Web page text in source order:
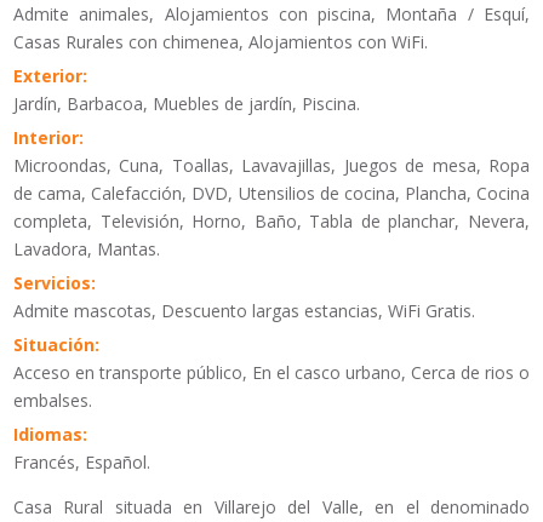
Admite animales, Alojamientos con piscina, Montaña / Esquí,
Casas Rurales con chimenea, Alojamientos con WiFi.
Exterior:
Jardín, Barbacoa, Muebles de jardín, Piscina.
Interior:
Microondas, Cuna, Toallas, Lavavajillas, Juegos de mesa, Ropa
de cama, Calefacción, DVD, Utensilios de cocina, Plancha, Cocina
completa, Televisión, Horno, Baño, Tabla de planchar, Nevera,
Lavadora, Mantas.
Servicios:
Admite mascotas, Descuento largas estancias, WiFi Gratis.
Situación:
Acceso en transporte público, En el casco urbano, Cerca de rios o
embalses.
Idiomas:
Francés, Español.
Casa Rural situada en Villarejo del Valle, en el denominado